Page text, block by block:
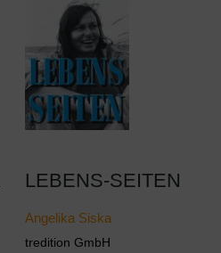
LEBENS-SEITEN
Angelika Siska
tredition GmbH